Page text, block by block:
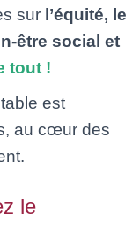
sur l’équité, le
être social et
tout !
est
au cœur des
le